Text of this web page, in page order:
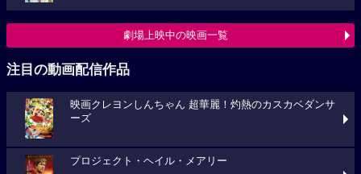
劇場上映中の映画一覧
注目の動画配信作品
映画クレヨンしんちゃん 超華麗！灼熱のカスカベダンサ
ーズ
プロジェクト・ヘイル・メアリー